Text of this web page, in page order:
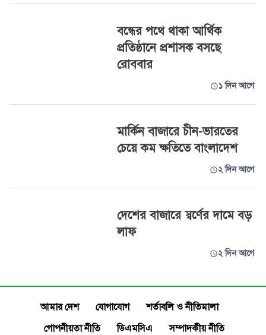
বন্ধের পথে থাকা আর্থিক
প্রতিষ্ঠানে প্রশাসক বসছে
রোববার
১ দিন আগে
মার্কিন বাজারে চীন-ভারতের
চেয়ে কম ক্ষতিতে বাংলাদেশ
২ দিন আগে
দেশের বাজারে স্বর্ণের দামে বড়
লাফ
২ দিন আগে
আমার দেশ যোগাযোগ
শর্তাবলি ও নীতিমালা
গোপনীয়তা নীতি
ডিএমসিএ সম্পাদকীয় নীতি